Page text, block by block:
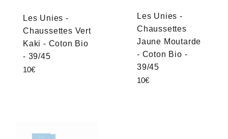
Les Unies -
Chaussettes Vert
Kaki - Coton Bio
- 39/45
Prix
10€
Les Unies -
Chaussettes
Jaune Moutarde
- Coton Bio -
39/45
Prix
10€